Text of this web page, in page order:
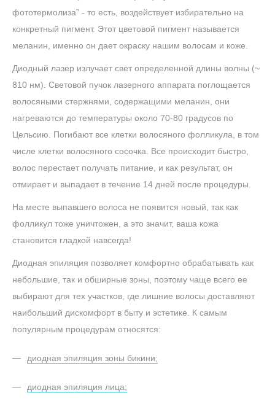
фототермолиза” - то есть, воздействует избирательно на
конкретный пигмент. Этот цветовой пигмент называется
меланин, именно он дает окраску нашим волосам и коже.
Диодный лазер излучает свет определенной длины волны (~
810 нм). Световой пучок лазерного аппарата поглощается
волосяными стержнями, содержащими меланин, они
нагреваются до температуры около 70-80 градусов по
Цельсию. Погибают все клетки волосяного фолликула, в том
числе клетки волосяного сосочка. Все происходит быстро,
волос перестает получать питание, и как результат, он
отмирает и выпадает в течение 14 дней после процедуры.
На месте выпавшего волоса не появится новый, так как
фолликул тоже уничтожен, а это значит, ваша кожа
становится гладкой навсегда!
Диодная эпиляция позволяет комфортно обрабатывать как
небольшие, так и обширные зоны, поэтому чаще всего ее
выбирают для тех участков, где лишние волосы доставляют
наибольший дискомфорт в быту и эстетике. К самым
популярным процедурам относятся:
диодная эпиляция зоны бикини;
диодная эпиляция лица;